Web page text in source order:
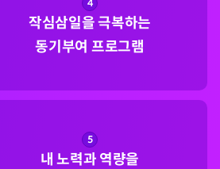
4
작심삼일을 극복하는
동기부여 프로그램
5
내 노력과 역량을